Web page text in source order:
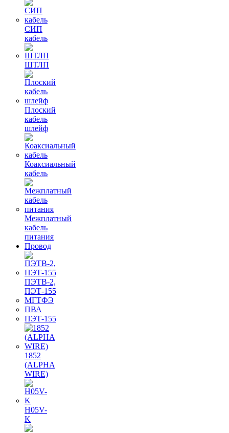
СИП
кабель
ШТЛП
Плоский
кабель
шлейф
Коаксиальный
кабель
Межплатный
кабель
питания
Провод
ПЭТВ-2,
ПЭТ-155
МГТФЭ
ПВА
ПЭТ-155
1852
(ALPHA
WIRE)
H05V-
K